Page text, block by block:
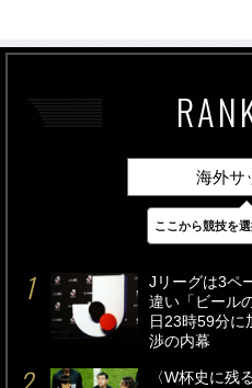
海外サ
最新 24
Jリーグは3ペ
違い「ビール
日23時59分に
渉の内幕
〈W杯史に残
ここから競技を